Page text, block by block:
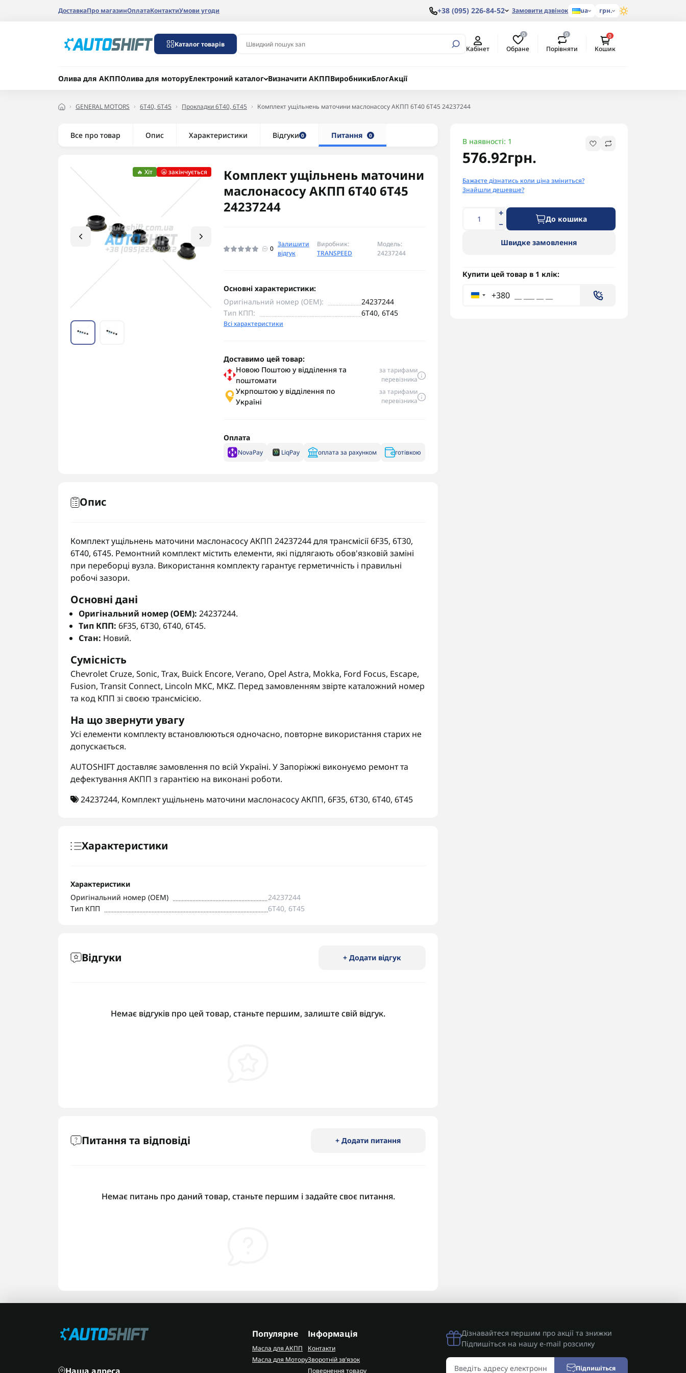
ДоставкаПро магазинОплатаКонтактиУмови угоди +38 (095) 226-84-52 Замовити дзвінок ua грн.
Каталог товарів
Кабінет
0
Обране
0
Порівняти
0
Кошик
Олива для АКППОлива для моторуЕлектроний каталог Визначити АКППВиробникиБлогАкції
GENERAL MOTORS 6T40, 6T45 Прокладки 6T40, 6T45 Комплект ущільнень маточини маслонасосу АКПП 6T40 6T45 24237244
Все про товар Опис Характеристики Відгуки 0 Питання 0
🔥 Хіт 😬 закінчується
Комплект ущільнень маточини
маслонасосу АКПП 6T40 6T45
24237244
0
Залишити
відгук
Виробник:
TRANSPEED
Модель:
24237244
В наявності: 1
576.92грн.
Бажаєте дізнатись коли ціна зміниться?
Знайшли дешевше?
До кошика
Швидке замовлення
Купити цей товар в 1 клік:
+380
Основні характеристики:
Оригінальний номер (OEM):
24237244
Тип КПП:
6T40, 6T45
Всі характеристики
Доставимо цей товар:
Новою Поштою у відділення та
поштомати
за тарифами
перевізника
Укрпоштою у відділення по
Україні
за тарифами
перевізника
Оплата
NovaPay LiqPay оплата за рахунком готівкою
Опис
Комплект ущільнень маточини маслонасосу АКПП 24237244 для трансмісії 6F35, 6T30,
6T40, 6T45. Ремонтний комплект містить елементи, які підлягають обов'язковій заміні
при переборці вузла. Використання комплекту гарантує герметичність і правильні
робочі зазори.
Основні дані
Оригінальний номер (OEM): 24237244.
Тип КПП: 6F35, 6T30, 6T40, 6T45.
Стан: Новий.
Сумісність
Chevrolet Cruze, Sonic, Trax, Buick Encore, Verano, Opel Astra, Mokka, Ford Focus, Escape,
Fusion, Transit Connect, Lincoln MKC, MKZ. Перед замовленням звірте каталожний номер
та код КПП зі своєю трансмісією.
На що звернути увагу
Усі елементи комплекту встановлюються одночасно, повторне використання старих не
допускається.
AUTOSHIFT доставляє замовлення по всій Україні. У Запоріжжі виконуємо ремонт та
дефектування АКПП з гарантією на виконані роботи.
24237244, Комплект ущільнень маточини маслонасосу АКПП, 6F35, 6T30, 6T40, 6T45
Характеристики
Характеристики
Оригінальний номер (OEM)
24237244
Тип КПП
6T40, 6T45
Відгуки + Додати відгук
Немає відгуків про цей товар, станьте першим, залиште свій відгук.
Питання та відповіді + Додати питання
Немає питань про даний товар, станьте першим і задайте своє питання.
Популярне
Масла для АКПП
Масла для Мотору
Інформація
Контакти
Зворотній зв’язок
Повернення товару
Дізнавайтеся першим про акції та знижки
Підпишіться на нашу e-mail розсилку
Підпишіться